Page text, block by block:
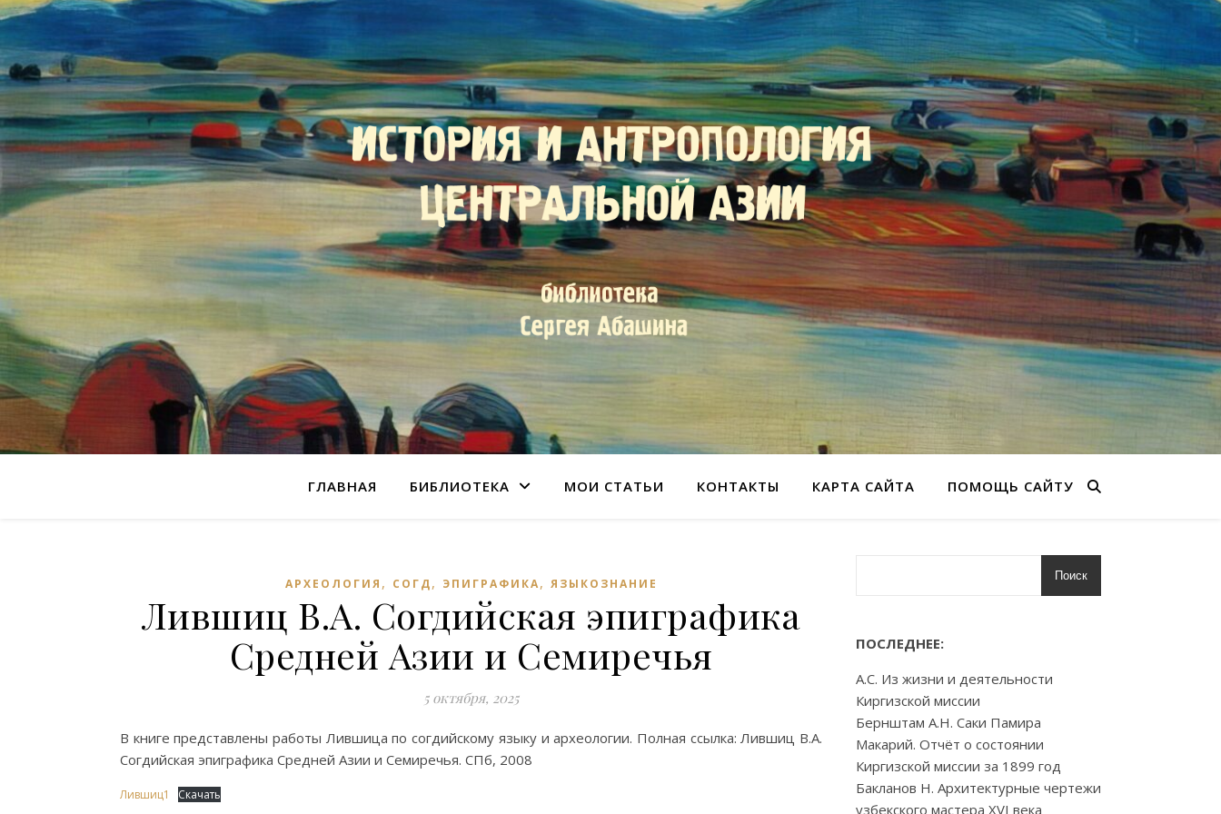
ГЛАВНАЯ БИБЛИОТЕКА МОИ СТАТЬИ КОНТАКТЫ КАРТА САЙТА ПОМОЩЬ САЙТУ
АРХЕОЛОГИЯ , СОГД, ЭПИГРАФИКА, ЯЗЫКОЗНАНИЕ
Лившиц В.А. Согдийская эпиграфика
Средней Азии и Семиречья
5 октября, 2025
В книге представлены работы Лившица по согдийскому языку и археологии. Полная ссылка: Лившиц В.А.
Согдийская эпиграфика Средней Азии и Семиречья. СПб, 2008
Лившиц1 Скачать
Поиск
ПОСЛЕДНЕЕ:
А.С. Из жизни и деятельности
Киргизской миссии
Бернштам А.Н. Саки Памира
Макарий. Отчёт о состоянии
Киргизской миссии за 1899 год
Бакланов Н. Архитектурные чертежи
узбекского мастера XVI века